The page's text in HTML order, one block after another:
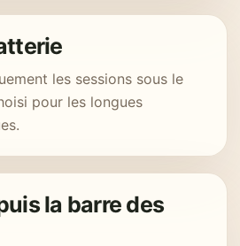
les sessions sous le
pour les longues
la barre des